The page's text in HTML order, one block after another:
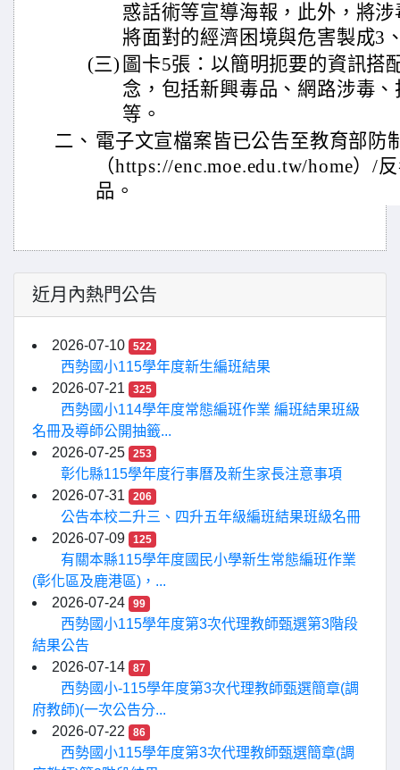
惑話術等宣導海報，此外，將
將面對的經濟困境與危害製成3
(三) 圖卡5張：以簡明扼要的資訊搭
念，包括新興毒品、網路涉毒
等。
二、 電子文宣檔案皆已公告至教育部防
（https://enc.moe.edu.tw/home）/
品。
近月內熱門公告
2026-07-10 522
西勢國小115學年度新生編班結果
2026-07-21
325
西勢國小114學年度常態編班作業 編班結果班級
名冊及導師公開抽籤...
2026-07-25
253
彰化縣115學年度行事曆及新生家長注意事項
2026-07-31
206
公告本校二升三、四升五年級編班結果班級名冊
2026-07-09
125
有關本縣115學年度國民小學新生常態編班作業
(彰化區及鹿港區)，...
2026-07-24
99
西勢國小115學年度第3次代理教師甄選第3階段
結果公告
2026-07-14
87
西勢國小-115學年度第3次代理教師甄選簡章(調
府教師)(一次公告分...
2026-07-22
86
西勢國小115學年度第3次代理教師甄選簡章(調